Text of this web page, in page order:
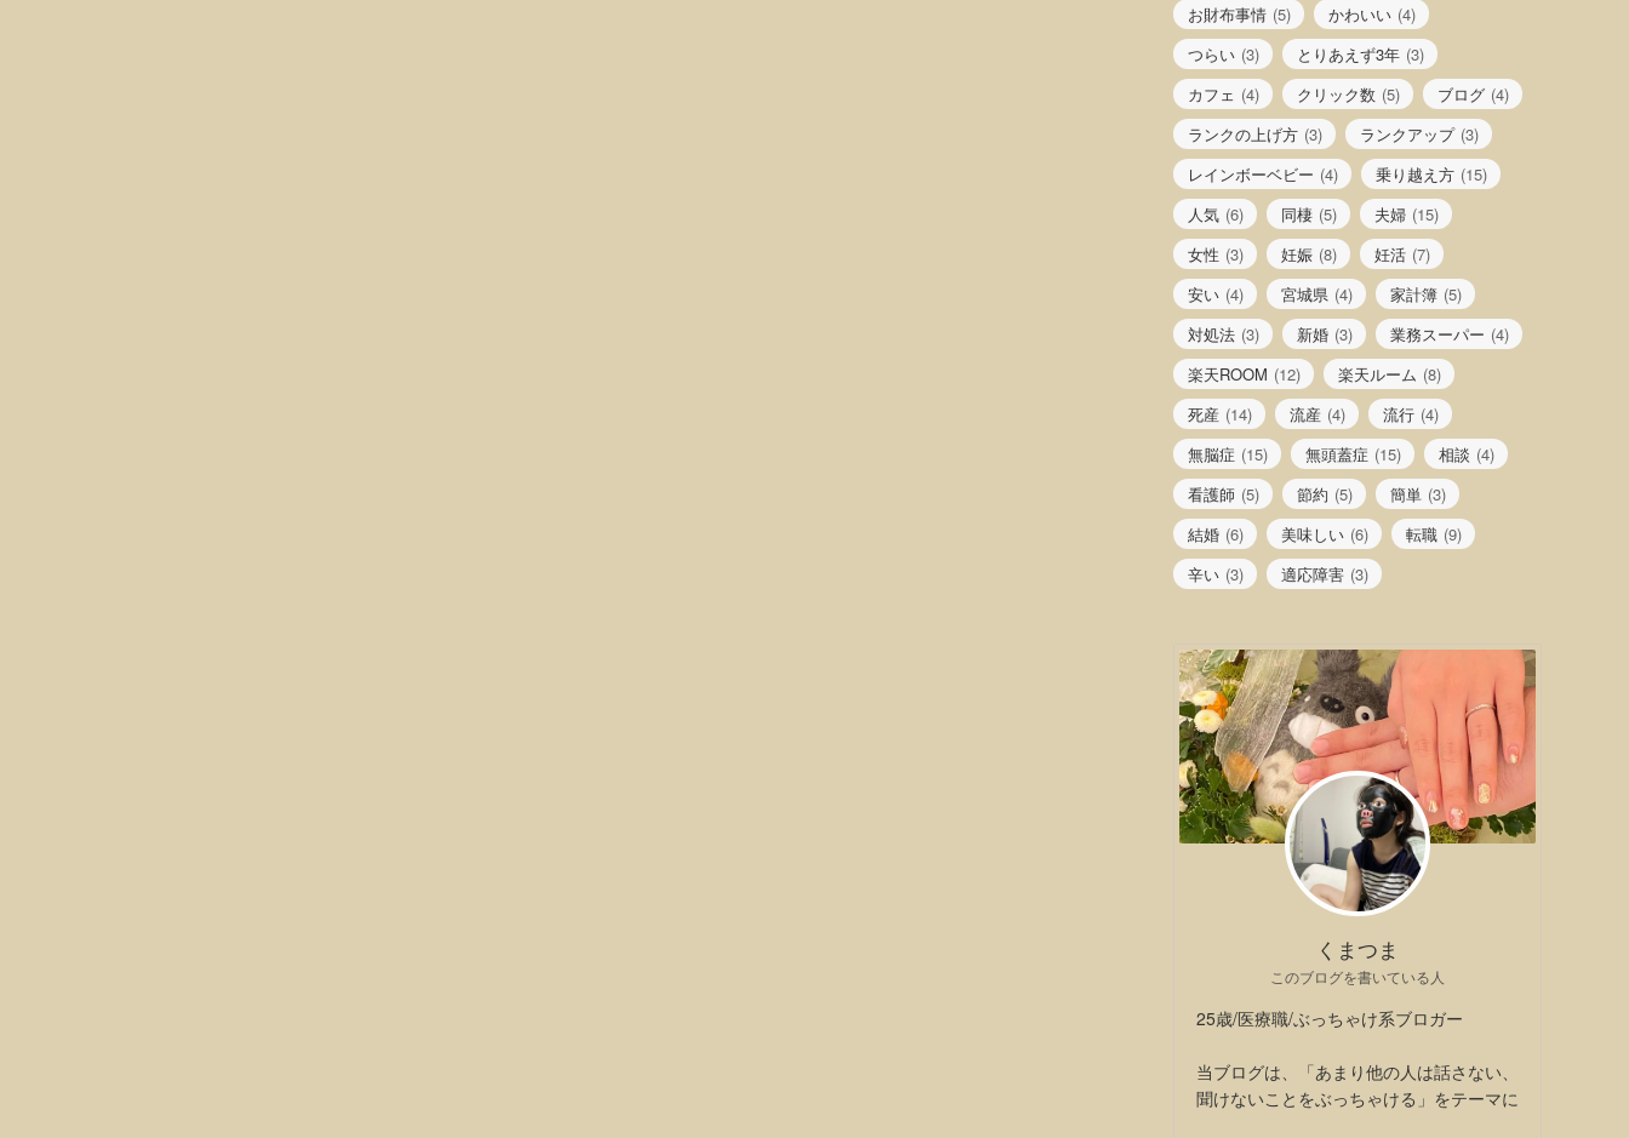
お財布事情 (5) かわいい (4)
つらい (3) とりあえず3年 (3)
カフェ (4) クリック数 (5) ブログ (4)
ランクの上げ方 (3) ランクアップ (3)
レインボーベビー (4) 乗り越え方 (15)
人気 (6) 同棲 (5) 夫婦 (15)
女性 (3) 妊娠 (8) 妊活 (7)
安い (4) 宮城県 (4) 家計簿 (5)
対処法 (3) 新婚 (3) 業務スーパー (4)
楽天ROOM (12) 楽天ルーム (8)
死産 (14) 流産 (4) 流行 (4)
無脳症 (15) 無頭蓋症 (15) 相談 (4)
看護師 (5) 節約 (5) 簡単 (3)
結婚 (6) 美味しい (6) 転職 (9)
辛い (3) 適応障害 (3)
くまつま
このブログを書いている人
25歳/医療職/ぶっちゃけ系ブロガー
当ブログは、「あまり他の人は話さない、
聞けないことをぶっちゃける」をテーマに